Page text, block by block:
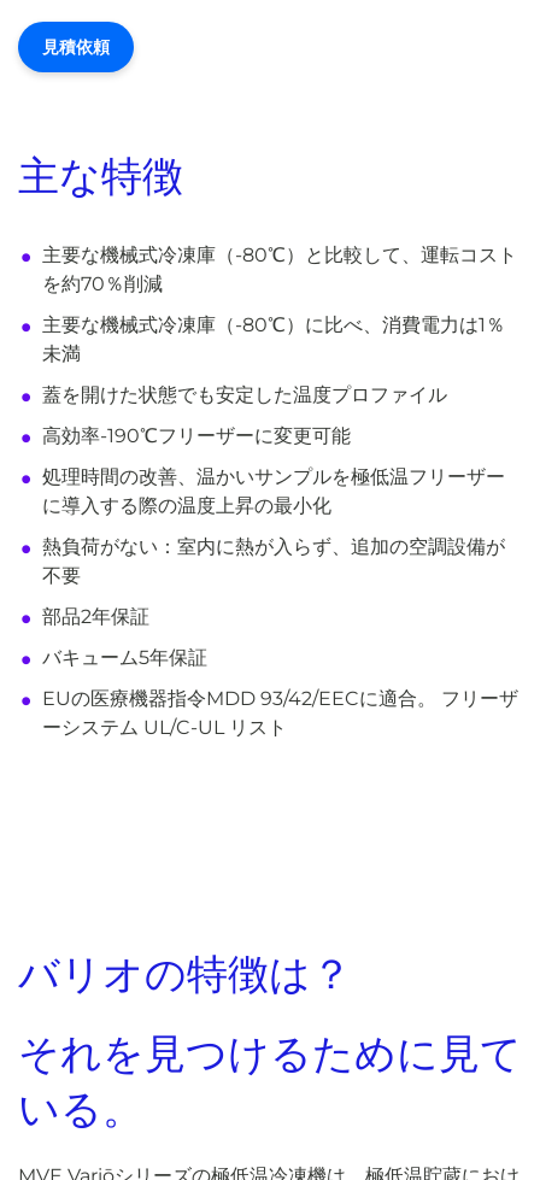
見積依頼
主な特徴
主要な機械式冷凍庫（-80℃）と比較して、運転コスト
を約70％削減
主要な機械式冷凍庫（-80℃）に比べ、消費電力は1％
未満
蓋を開けた状態でも安定した温度プロファイル
高効率-190℃フリーザーに変更可能
処理時間の改善、温かいサンプルを極低温フリーザー
に導入する際の温度上昇の最小化
熱負荷がない：室内に熱が入らず、追加の空調設備が
不要
部品2年保証
バキューム5年保証
EUの医療機器指令MDD 93/42/EECに適合。 フリーザ
ーシステム UL/C-UL リスト
バリオの特徴は？
それを見つけるために見て
いる。